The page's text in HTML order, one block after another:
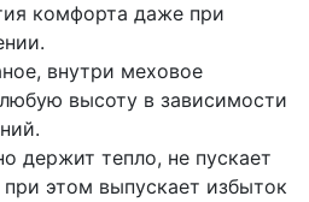
комфорта даже при
внутри меховое
высоту в зависимости
держит тепло, не пускает
этом выпускает избыток